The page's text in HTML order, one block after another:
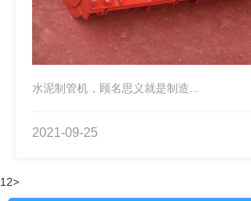
水泥制管机，顾名思义就是制造...
2021-09-25
1 2>